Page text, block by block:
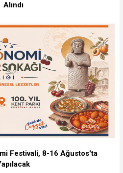
Alındı
Festivali, 8-16 Ağustos'ta